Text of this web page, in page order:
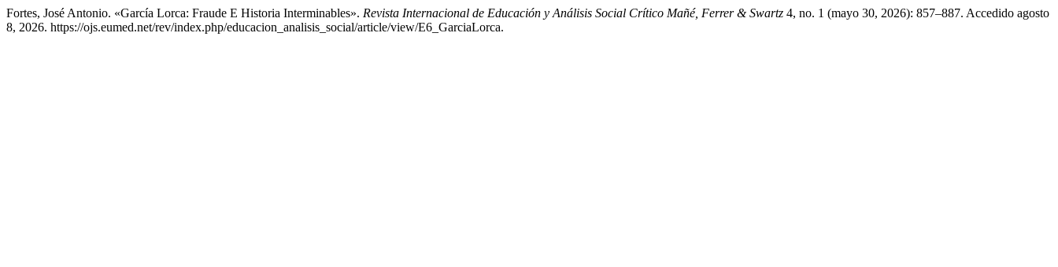
Fortes, José Antonio. «García Lorca: Fraude E Historia Interminables». Revista Internacional de Educación y Análisis Social Crítico Mañé, Ferrer & Swartz 4, no. 1 (mayo 30, 2026): 857–887. Accedido agosto
8, 2026. https://ojs.eumed.net/rev/index.php/educacion_analisis_social/article/view/E6_GarciaLorca.